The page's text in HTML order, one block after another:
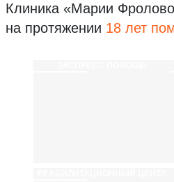
Клиника «Марии
на протяжении 18 лет